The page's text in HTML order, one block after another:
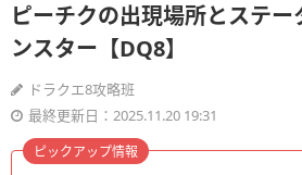
ピーチクの出現場所とステ
ンスター【DQ8】
ドラクエ8攻略班
最終更新日：2025.11.20 19:31
ピックアップ情報